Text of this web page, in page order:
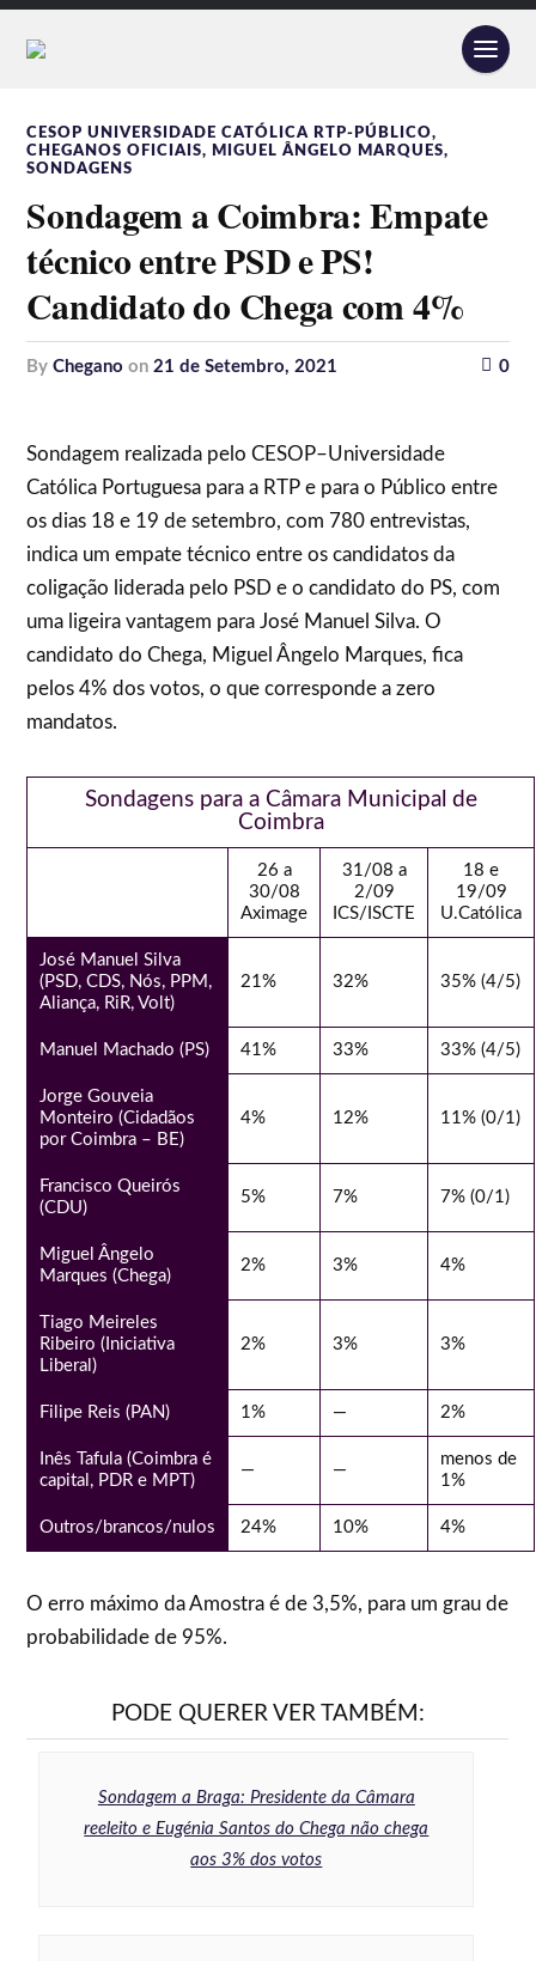
CESOP UNIVERSIDADE CATÓLICA RTP-PÚBLICO,
CHEGANOS OFICIAIS, MIGUEL ÂNGELO MARQUES,
SONDAGENS
Sondagem a Coimbra: Empate
técnico entre PSD e PS!
Candidato do Chega com 4%
byChegano on21 de Setembro, 2021 0
Sondagem realizada pelo CESOP–Universidade
Católica Portuguesa para a RTP e para o Público entre
os dias 18 e 19 de setembro, com 780 entrevistas,
indica um empate técnico entre os candidatos da
coligação liderada pelo PSD e o candidato do PS, com
uma ligeira vantagem para José Manuel Silva. O
candidato do Chega, Miguel Ângelo Marques, fica
pelos 4% dos votos, o que corresponde a zero
mandatos.
Sondagens para a Câmara Municipal de
Coimbra
26 a
30/08
Aximage
31/08 a
2/09
ICS/ISCTE
18 e
19/09
U.Católica
José Manuel Silva
(PSD, CDS, Nós, PPM,
Aliança, RiR, Volt)
21% 32% 35% (4/5)
Manuel Machado (PS) 41% 33% 33% (4/5)
Jorge Gouveia
Monteiro (Cidadãos
por Coimbra – BE)
4% 12% 11% (0/1)
Francisco Queirós
(CDU)
5% 7% 7% (0/1)
Miguel Ângelo
Marques (Chega)
2% 3% 4%
Tiago Meireles
Ribeiro (Iniciativa
Liberal)
2% 3% 3%
Filipe Reis (PAN) 1% — 2%
Inês Tafula (Coimbra é
capital, PDR e MPT)
— —
menos de
1%
Outros/brancos/nulos 24% 10% 4%
O erro máximo da Amostra é de 3,5%, para um grau de
probabilidade de 95%.
PODE QUERER VER TAMBÉM:
Sondagem a Braga: Presidente da Câmara
reeleito e Eugénia Santos do Chega não chega
aos 3% dos votos